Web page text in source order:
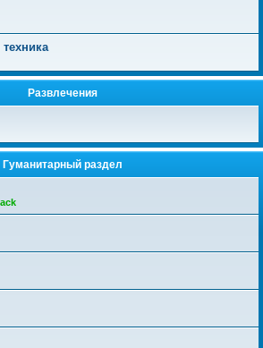
Развлечения
Гуманитарный раздел